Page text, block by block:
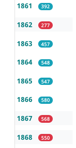
1861 392
1862 277
1863 457
1864 548
1865 547
1866 580
1867 568
1868 550